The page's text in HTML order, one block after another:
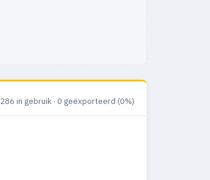
286 in gebruik · 0 geëxporteerd (0%)